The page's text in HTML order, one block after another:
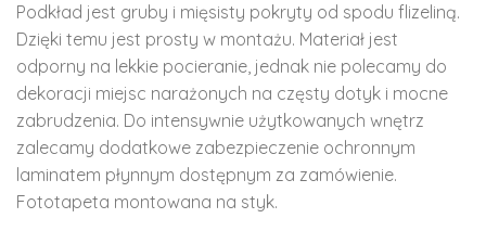
Podkład jest gruby i mięsisty pokryty od spodu flizeliną.
Dzięki temu jest prosty w montażu. Materiał jest
odporny na lekkie pocieranie, jednak nie polecamy do
dekoracji miejsc narażonych na częsty dotyk i mocne
zabrudzenia. Do intensywnie użytkowanych wnętrz
zalecamy dodatkowe zabezpieczenie ochronnym
laminatem płynnym dostępnym za zamówienie.
Fototapeta montowana na styk.